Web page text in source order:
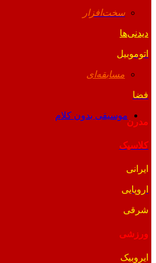
سخت‌افزار
دیدنی‌ها
اتوموبیل
مسابقه‌ای
فضا
موسیقی بدون کلام
مدرن
کلاسیک
ایرانی
اروپایی
شرقی
ورزشی
ایروبیک